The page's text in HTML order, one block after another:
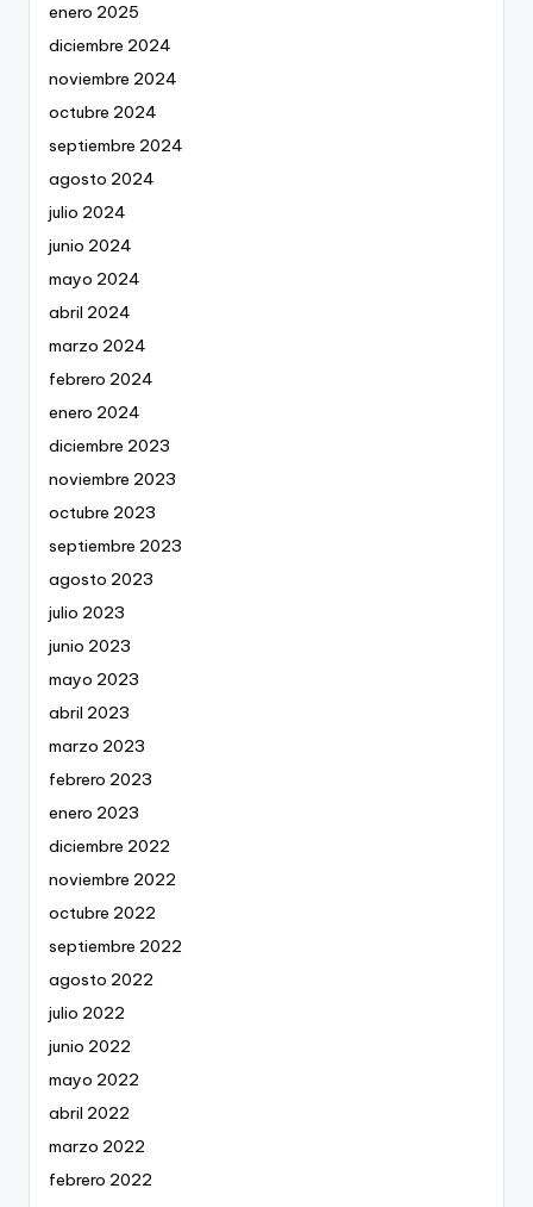
enero 2025
diciembre 2024
noviembre 2024
octubre 2024
septiembre 2024
agosto 2024
julio 2024
junio 2024
mayo 2024
abril 2024
marzo 2024
febrero 2024
enero 2024
diciembre 2023
noviembre 2023
octubre 2023
septiembre 2023
agosto 2023
julio 2023
junio 2023
mayo 2023
abril 2023
marzo 2023
febrero 2023
enero 2023
diciembre 2022
noviembre 2022
octubre 2022
septiembre 2022
agosto 2022
julio 2022
junio 2022
mayo 2022
abril 2022
marzo 2022
febrero 2022